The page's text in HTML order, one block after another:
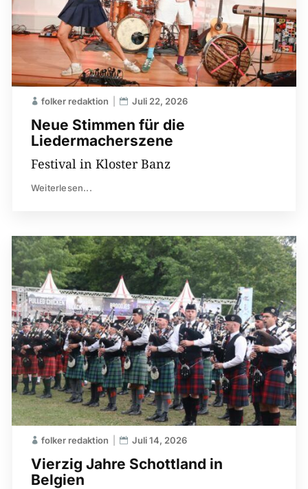
00:00
Neue Stimmen für die
Liedermacherszene
folker redaktion Juli 22, 2026
Festival in Kloster Banz
Weiterlesen...
Vierzig Jahre Schottland in
Belgien
folker redaktion Juli 14, 2026